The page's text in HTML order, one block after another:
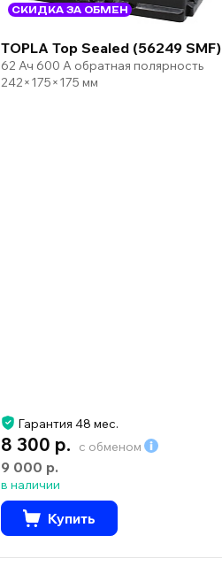
СКИДКА ЗА ОБМЕН
TOPLA Top Sealed (56249 SMF)
62 Ач 600 А обратная полярность
242×175×175 мм
Гарантия 48 мес.
8 300 р. с обменом
9 000 р.
в наличии
Купить